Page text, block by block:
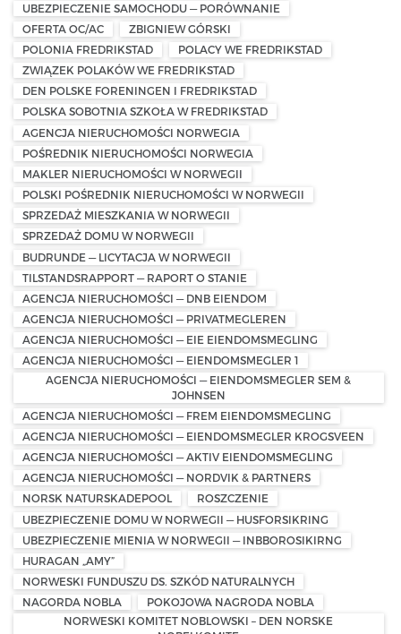
UBEZPIECZENIE SAMOCHODU — PORÓWNANIE
OFERTA OC/AC
ZBIGNIEW GÓRSKI
POLONIA FREDRIKSTAD
POLACY WE FREDRIKSTAD
ZWIĄZEK POLAKÓW WE FREDRIKSTAD
DEN POLSKE FORENINGEN I FREDRIKSTAD
POLSKA SOBOTNIA SZKOŁA W FREDRIKSTAD
AGENCJA NIERUCHOMOŚCI NORWEGIA
POŚREDNIK NIERUCHOMOŚCI NORWEGIA
MAKLER NIERUCHOMOŚCI W NORWEGII
POLSKI POŚREDNIK NIERUCHOMOŚCI W NORWEGII
SPRZEDAŻ MIESZKANIA W NORWEGII
SPRZEDAŻ DOMU W NORWEGII
BUDRUNDE — LICYTACJA W NORWEGII
TILSTANDSRAPPORT — RAPORT O STANIE
AGENCJA NIERUCHOMOŚCI — DNB EIENDOM
AGENCJA NIERUCHOMOŚCI — PRIVATMEGLEREN
AGENCJA NIERUCHOMOŚCI — EIE EIENDOMSMEGLING
AGENCJA NIERUCHOMOŚCI — EIENDOMSMEGLER 1
AGENCJA NIERUCHOMOŚCI — EIENDOMSMEGLER SEM &
JOHNSEN
AGENCJA NIERUCHOMOŚCI — FREM EIENDOMSMEGLING
AGENCJA NIERUCHOMOŚCI — EIENDOMSMEGLER KROGSVEEN
AGENCJA NIERUCHOMOŚCI — AKTIV EIENDOMSMEGLING
AGENCJA NIERUCHOMOŚCI — NORDVIK & PARTNERS
NORSK NATURSKADEPOOL
ROSZCZENIE
UBEZPIECZENIE DOMU W NORWEGII — HUSFORSIKRING
UBEZPIECZENIE MIENIA W NORWEGII — INBBOROSIKIRNG
HURAGAN „AMY”
NORWESKI FUNDUSZU DS. SZKÓD NATURALNYCH
NAGORDA NOBLA
POKOJOWA NAGRODA NOBLA
NORWESKI KOMITET NOBLOWSKI – DEN NORSKE